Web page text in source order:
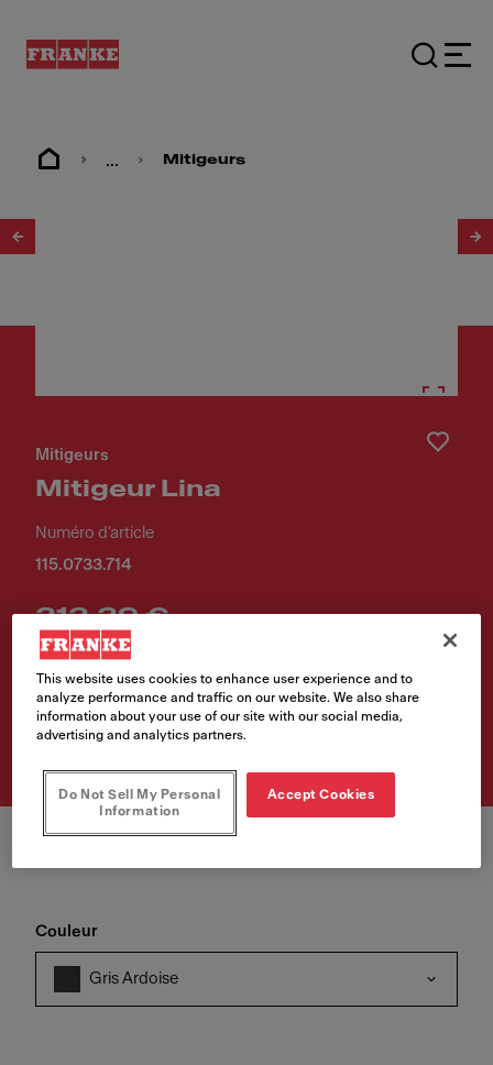
... Mitigeurs
Mitigeurs
Mitigeur Lina
Numéro d'article
115.0733.714
313,39 €
Prix de vente TVA incluse.
Achetez le produit
Couleur
Gris Ardoise
This website uses cookies to enhance user experience and to
analyze performance and traffic on our website. We also share
information about your use of our site with our social media,
advertising and analytics partners.
Do Not Sell My Personal
Information
Accept Cookies